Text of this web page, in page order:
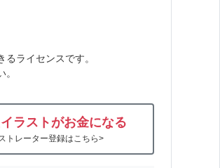
ライセンスです。
ラストがお金になる
トレーター登録はこちら>